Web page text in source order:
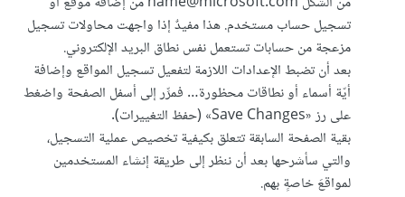
تسجيل حساب مستخدم. هذا مفيدٌ إذا واجهت محاولات تسجيل
مزعجة من حسابات تستعمل نفس نطاق البريد الإلكتروني.
بعد أن تضبط الإعدادات اللازمة لتفعيل تسجيل المواقع وإضافة
أيّة أسماء أو نطاقات محظورة… فمرِّر إلى أسفل الصفحة واضغط
على رز «Save Changes» (حفظ التغييرات).
بقية الصفحة السابقة تتعلق بكيفية تخصيص عملية التسجيل،
والتي سأشرحها بعد أن ننظر إلى طريقة إنشاء المستخدمين
لمواقعَ خاصةٍ بهم.